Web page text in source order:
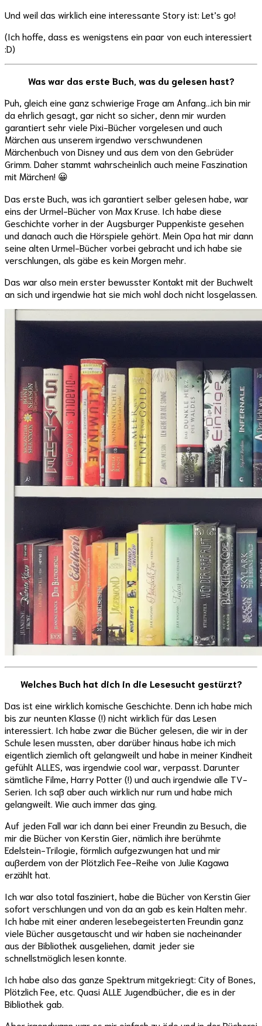
Und weil das wirklich eine interessante Story ist: Let’s go!
(Ich hoffe, dass es wenigstens ein paar von euch interessiert
:D)
Was war das erste Buch, was du gelesen hast?
Puh, gleich eine ganz schwierige Frage am Anfang…ich bin mir
da ehrlich gesagt, gar nicht so sicher, denn mir wurden
garantiert sehr viele Pixi-Bücher vorgelesen und auch
Märchen aus unserem irgendwo verschwundenen
Märchenbuch von Disney und aus dem von den Gebrüder
Grimm. Daher stammt wahrscheinlich auch meine Faszination
mit Märchen! 😀
Das erste Buch, was ich garantiert selber gelesen habe, war
eins der Urmel-Bücher von Max Kruse. Ich habe diese
Geschichte vorher in der Augsburger Puppenkiste gesehen
und danach auch die Hörspiele gehört. Mein Opa hat mir dann
seine alten Urmel-Bücher vorbei gebracht und ich habe sie
verschlungen, als gäbe es kein Morgen mehr.
Das war also mein erster bewusster Kontakt mit der Buchwelt
an sich und irgendwie hat sie mich wohl doch nicht losgelassen.
Welches Buch hat dich in die Lesesucht gestürzt?
Das ist eine wirklich komische Geschichte. Denn ich habe mich
bis zur neunten Klasse (!) nicht wirklich für das Lesen
interessiert. Ich habe zwar die Bücher gelesen, die wir in der
Schule lesen mussten, aber darüber hinaus habe ich mich
eigentlich ziemlich oft gelangweilt und habe in meiner Kindheit
gefühlt ALLES, was irgendwie cool war, verpasst. Darunter
sämtliche Filme, Harry Potter (!) und auch irgendwie alle TV-
Serien. Ich saß aber auch wirklich nur rum und habe mich
gelangweilt. Wie auch immer das ging.
Auf jeden Fall war ich dann bei einer Freundin zu Besuch, die
mir die Bücher von Kerstin Gier, nämlich ihre berühmte
Edelstein-Trilogie, förmlich aufgezwungen hat und mir
außerdem von der Plötzlich Fee-Reihe von Julie Kagawa
erzählt hat.
Ich war also total fasziniert, habe die Bücher von Kerstin Gier
sofort verschlungen und von da an gab es kein Halten mehr.
Ich habe mit einer anderen lesebegeisterten Freundin ganz
viele Bücher ausgetauscht und wir haben sie nacheinander
aus der Bibliothek ausgeliehen, damit jeder sie
schnellstmöglich lesen konnte.
Ich habe also das ganze Spektrum mitgekriegt: City of Bones,
Plötzlich Fee, etc. Quasi ALLE Jugendbücher, die es in der
Bibliothek gab.